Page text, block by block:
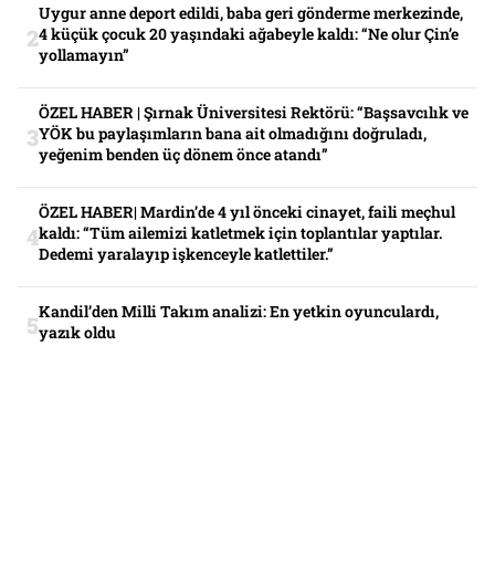
Uygur anne deport edildi, baba geri gönderme merkezinde,
4 küçük çocuk 20 yaşındaki ağabeyle kaldı: “Ne olur Çin’e
yollamayın”
ÖZEL HABER | Şırnak Üniversitesi Rektörü: “Başsavcılık ve
YÖK bu paylaşımların bana ait olmadığını doğruladı,
yeğenim benden üç dönem önce atandı”
ÖZEL HABER| Mardin’de 4 yıl önceki cinayet, faili meçhul
kaldı: “Tüm ailemizi katletmek için toplantılar yaptılar.
Dedemi yaralayıp işkenceyle katlettiler.”
Kandil’den Milli Takım analizi: En yetkin oyunculardı,
yazık oldu